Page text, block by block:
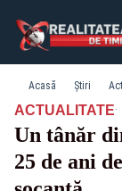
Acasă Știri
ACTUALITATE·
Un tânăr
25 de ani